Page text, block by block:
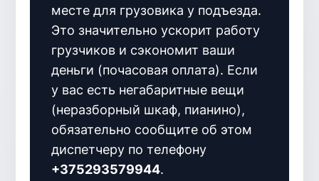
месте для грузовика у подъезда.
Это значительно ускорит работу
грузчиков и сэкономит ваши
деньги (почасовая оплата). Если
у вас есть негабаритные вещи
(неразборный шкаф, пианино),
обязательно сообщите об этом
диспетчеру по телефону
+375293579944.